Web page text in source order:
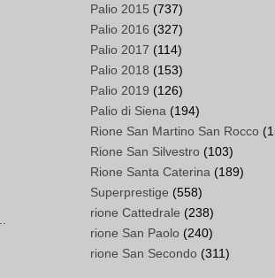
Palio 2015 (737)
Palio 2016 (327)
Palio 2017 (114)
Palio 2018 (153)
Palio 2019 (126)
Palio di Siena (194)
Rione San Martino San Rocco
Rione San Silvestro (103)
Rione Santa Caterina (189)
Superprestige (558)
rione Cattedrale (238)
rione San Paolo (240)
rione San Secondo (311)